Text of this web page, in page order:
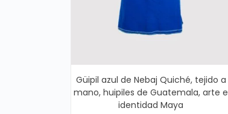
Güipil azul de Nebaj Quiché, tejido a
mano, huipiles de Guatemala, arte e
identidad Maya